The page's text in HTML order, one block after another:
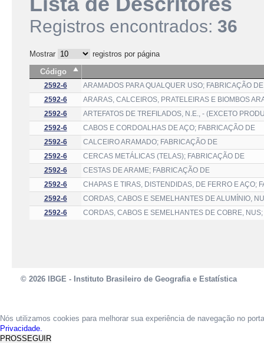
Registros encontrados: 36
Mostrar
registros por página
Código
2592-6
ARAMADOS PARA QUALQUER USO; FABRICAÇÃO DE
2592-6
ARARAS, CALCEIROS, PRATELEIRAS E BIOMBOS
2592-6
ARTEFATOS DE TREFILADOS, N.E., - (EXCETO
2592-6
CABOS E CORDOALHAS DE AÇO; FABRICAÇÃO DE
2592-6
CALCEIRO ARAMADO; FABRICAÇÃO DE
2592-6
CERCAS METÁLICAS (TELAS); FABRICAÇÃO DE
2592-6
CESTAS DE ARAME; FABRICAÇÃO DE
2592-6
CHAPAS E TIRAS, DISTENDIDAS, DE FERRO E AÇO;
2592-6
CORDAS, CABOS E SEMELHANTES DE ALUMÍNIO,
2592-6
CORDAS, CABOS E SEMELHANTES DE COBRE,
© 2026 IBGE - Instituto Brasileiro de Geografia e Estatística
Nós utilizamos cookies para melhorar sua experiência de navegação no
Privacidade.
PROSSEGUIR